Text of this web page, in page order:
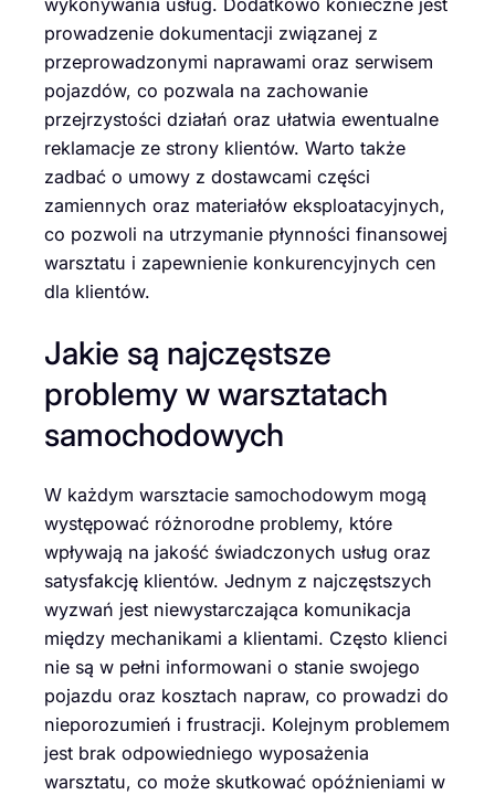
prowadzenie dokumentacji związanej z
przeprowadzonymi naprawami oraz serwisem
pojazdów, co pozwala na zachowanie
przejrzystości działań oraz ułatwia ewentualne
reklamacje ze strony klientów. Warto także
zadbać o umowy z dostawcami części
zamiennych oraz materiałów eksploatacyjnych,
co pozwoli na utrzymanie płynności finansowej
warsztatu i zapewnienie konkurencyjnych cen
dla klientów.
Jakie są najczęstsze
problemy w warsztatach
samochodowych
W każdym warsztacie samochodowym mogą
występować różnorodne problemy, które
wpływają na jakość świadczonych usług oraz
satysfakcję klientów. Jednym z najczęstszych
wyzwań jest niewystarczająca komunikacja
między mechanikami a klientami. Często klienci
nie są w pełni informowani o stanie swojego
pojazdu oraz kosztach napraw, co prowadzi do
nieporozumień i frustracji. Kolejnym problemem
jest brak odpowiedniego wyposażenia
warsztatu, co może skutkować opóźnieniami w